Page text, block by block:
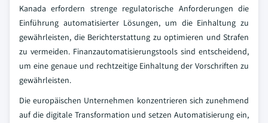
Kanada erfordern strenge regulatorische Anforderungen die
Einführung automatisierter Lösungen, um die Einhaltung zu
gewährleisten, die Berichterstattung zu optimieren und Strafen
zu vermeiden. Finanzautomatisierungstools sind entscheidend,
um eine genaue und rechtzeitige Einhaltung der Vorschriften zu
gewährleisten.
Die europäischen Unternehmen konzentrieren sich zunehmend
auf die digitale Transformation und setzen Automatisierung ein,